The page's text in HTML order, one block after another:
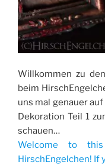
cemetery“
Willkommen zu
beim
uns mal genauer
Dekoration Teil 1
schauen…
Welcome to
HirschEngelchen! If